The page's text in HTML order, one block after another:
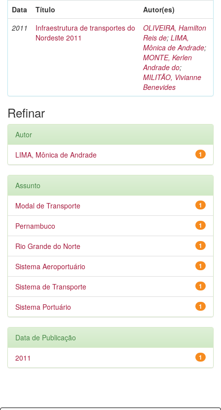
Data
Título
Autor(es)
2011
Infraestrutura de transportes do
Nordeste 2011
OLIVEIRA, Hamilton
Reis de; LIMA,
Mônica de Andrade;
MONTE, Kerlen
Andrade do;
MILITÃO, Vivianne
Benevides
Refinar
Autor
1
LIMA, Mônica de Andrade
Assunto
1
Modal de Transporte
1
Pernambuco
1
Rio Grande do Norte
1
Sistema Aeroportuário
1
Sistema de Transporte
1
Sistema Portuário
Data de Publicação
1
2011